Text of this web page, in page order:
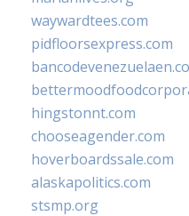
waywardtees.com
pidfloorsexpress.com
hingstonnt.com
chooseagender.com
hoverboardssale.com
alaskapolitics.com
stsmp.org